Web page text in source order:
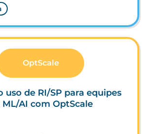
OptScale
uso de RI/SP para equipes
ML/AI com OptScale